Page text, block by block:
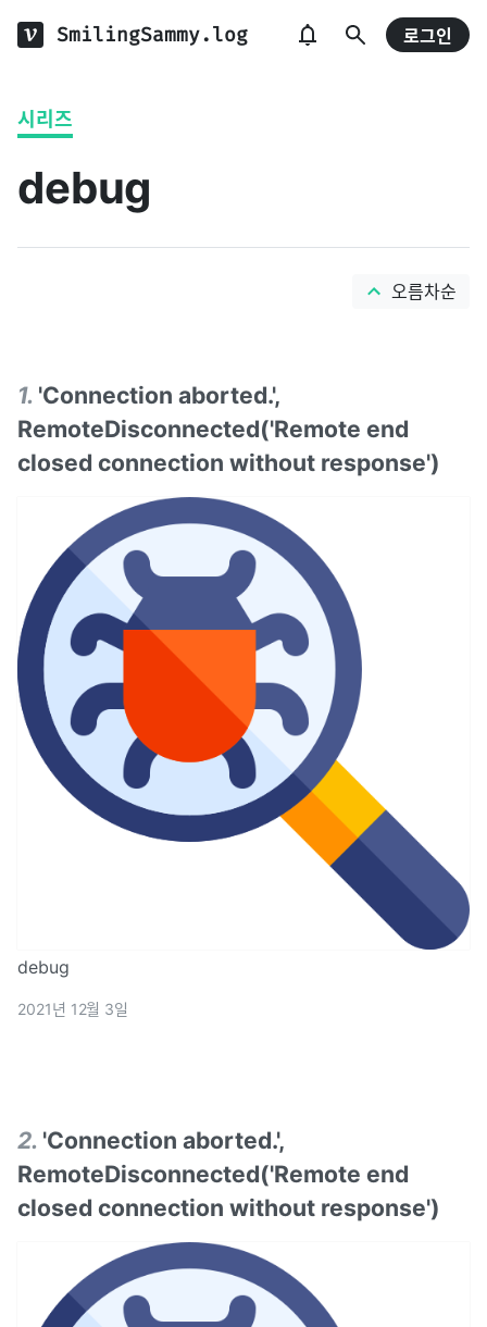
SmilingSammy.log 로그인
시리즈
debug
오름차순
1. 'Connection aborted.',
RemoteDisconnected('Remote end
closed connection without response')
debug
2021년 12월 3일
2. 'Connection aborted.',
RemoteDisconnected('Remote end
closed connection without response')